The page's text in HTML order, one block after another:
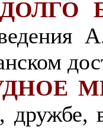
дружбе,